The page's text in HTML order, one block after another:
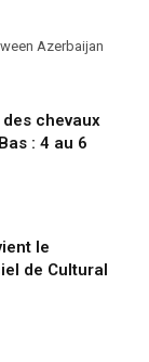
Azerbaijan
chevaux
: 4 au 6
le
de Cultural